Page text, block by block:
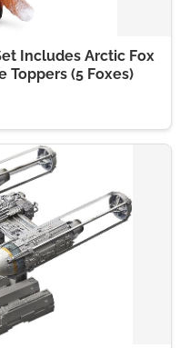
Includes Arctic Fox
Toppers (5 Foxes)